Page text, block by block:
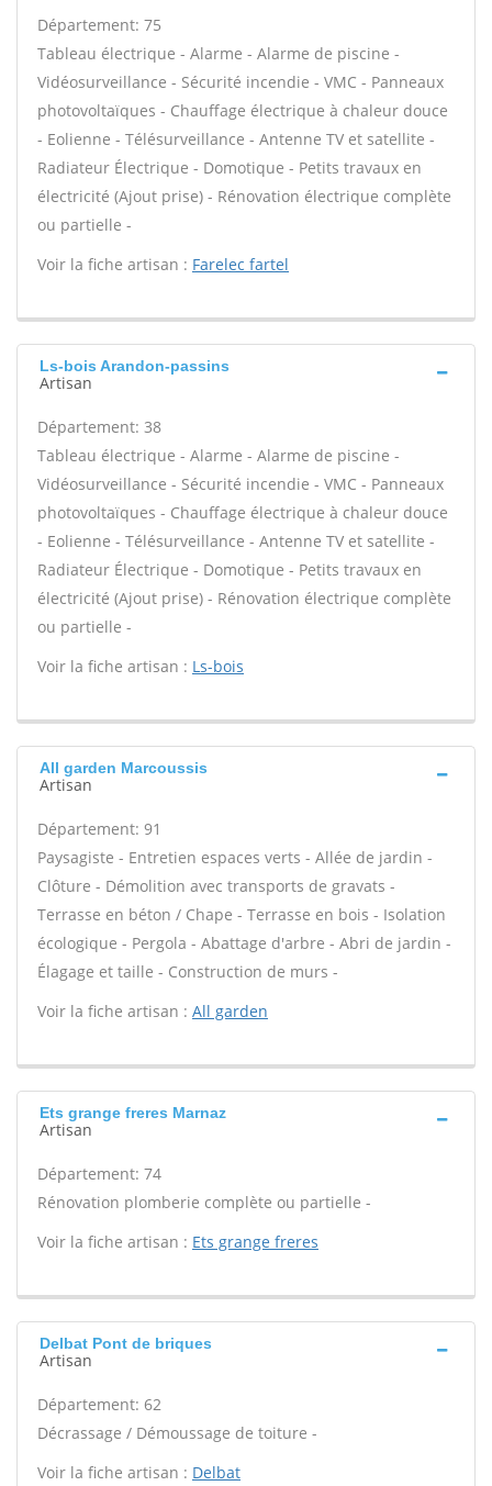
Département: 75
Tableau électrique - Alarme - Alarme de piscine -
Vidéosurveillance - Sécurité incendie - VMC - Panneaux
photovoltaïques - Chauffage électrique à chaleur douce
- Eolienne - Télésurveillance - Antenne TV et satellite -
Radiateur Électrique - Domotique - Petits travaux en
électricité (Ajout prise) - Rénovation électrique complète
ou partielle -
Voir la fiche artisan : Farelec fartel
Ls-bois Arandon-passins
Artisan
Département: 38
Tableau électrique - Alarme - Alarme de piscine -
Vidéosurveillance - Sécurité incendie - VMC - Panneaux
photovoltaïques - Chauffage électrique à chaleur douce
- Eolienne - Télésurveillance - Antenne TV et satellite -
Radiateur Électrique - Domotique - Petits travaux en
électricité (Ajout prise) - Rénovation électrique complète
ou partielle -
Voir la fiche artisan : Ls-bois
All garden Marcoussis
Artisan
Département: 91
Paysagiste - Entretien espaces verts - Allée de jardin -
Clôture - Démolition avec transports de gravats -
Terrasse en béton / Chape - Terrasse en bois - Isolation
écologique - Pergola - Abattage d'arbre - Abri de jardin -
Élagage et taille - Construction de murs -
Voir la fiche artisan : All garden
Ets grange freres Marnaz
Artisan
Département: 74
Rénovation plomberie complète ou partielle -
Voir la fiche artisan : Ets grange freres
Delbat Pont de briques
Artisan
Département: 62
Décrassage / Démoussage de toiture -
Voir la fiche artisan : Delbat